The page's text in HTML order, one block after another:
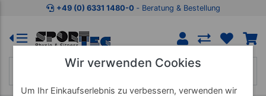
Zum Kaufbereich springen Zur Produktbeschreibung
+49 (0) 6331 1480-0 ‐ Beratung & Bestellung
Wir verwenden Cookies
Um Ihr Einkaufserlebnis zu verbessern, verwenden wir